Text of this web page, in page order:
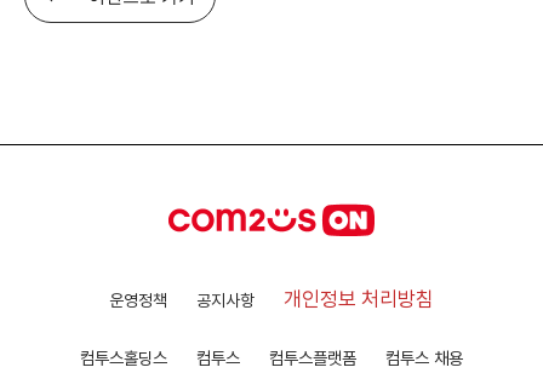
운영정책 공지사항 개인정보 처리방침
컴투스홀딩스 컴투스 컴투스플랫폼 컴투스 채용